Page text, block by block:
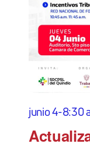
junio 4-8:30